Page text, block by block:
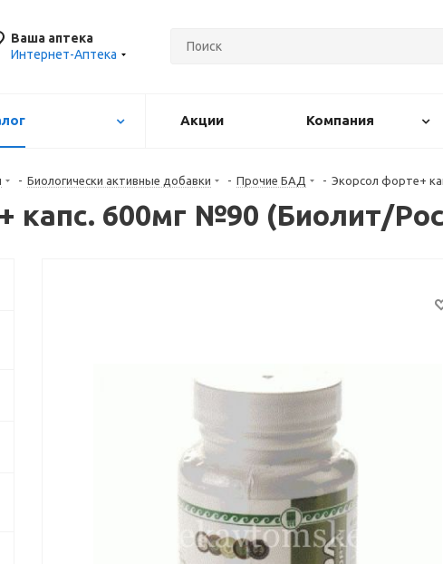
Ваша аптека
Интернет-Аптека
Акции Компания
- Биологически активные добавки - Прочие БАД - Экорсол форте+
капс. 600мг №90 (Биолит/